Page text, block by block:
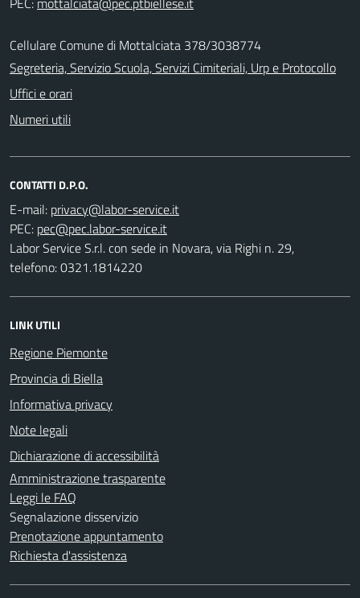
Cellulare Comune di Mottalciata 378/3038774
Segreteria, Servizio Scuola, Servizi Cimiteriali, Urp e Protocollo
Uffici e orari
Numeri utili
CONTATTI D.P.O.
E-mail:
PEC:
Labor Service S.r.l. con sede in Novara, via Righi n. 29,
telefono: 0321.1814220
LINK UTILI
Regione Piemonte
Provincia di Biella
Informativa privacy
Note legali
Dichiarazione di accessibilità
Amministrazione trasparente
Leggi le FAQ
Segnalazione disservizio
Prenotazione appuntamento
Richiesta d'assistenza